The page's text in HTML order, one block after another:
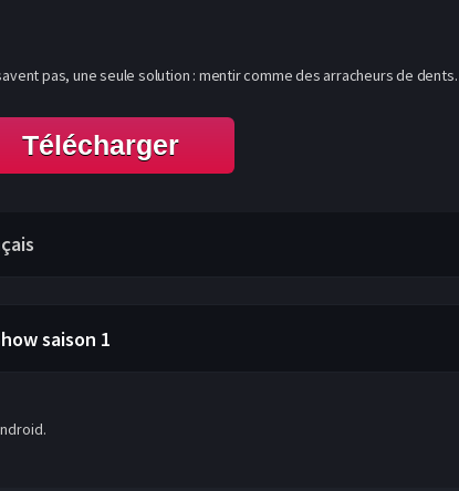
pas, une seule solution : mentir comme des arracheurs de dents.
Télécharger
saison 1